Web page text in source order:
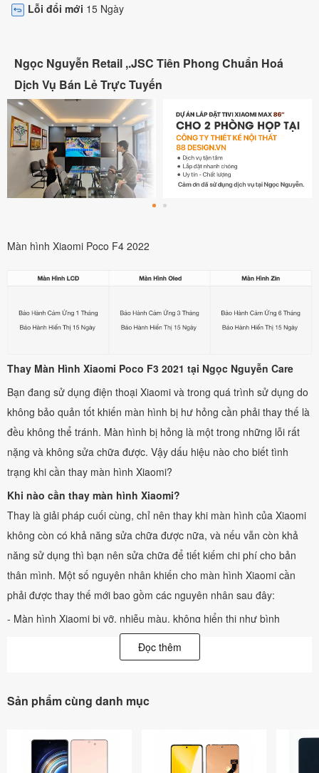
Lỗi đổi mới 15 Ngày
Ngọc Nguyễn Retail ,.JSC Tiên Phong Chuẩn Hoá
Dịch Vụ Bán Lẻ Trực Tuyến
Màn hình Xiaomi Poco F4 2022
Thay Màn Hình Xiaomi Poco F3 2021 tại Ngọc Nguyễn Care
Bạn đang sử dụng điện thoại Xiaomi và trong quá trình sử dụng do
không bảo quản tốt khiến màn hình bị hư hỏng cần phải thay thế là
đều không thể tránh. Màn hình bị hỏng là một trong những lỗi rất
nặng và không sửa chữa được. Vậy dấu hiệu nào cho biết tình
trạng khi cần thay màn hình Xiaomi?
Khi nào cần thay màn hình Xiaomi?
Thay là giải pháp cuối cùng, chỉ nên thay khi màn hình của Xiaomi
không còn có khả năng sửa chữa được nữa, và nếu vẫn còn khả
năng sử dụng thì bạn nên sửa chữa để tiết kiếm chi phí cho bản
thân mình. Một số nguyên nhân khiến cho màn hình Xiaomi cần
phải được thay thế mới bao gồm các nguyên nhân sau đây:
- Màn hình Xiaomi bị vỡ, nhiễu màu, không hiển thị như bình
thường dù cảm ứng vẫn hoạt động được bình thường.
- Màn hình Xiaomi bị sọc, chảy mực.
Nguyên nhân màn hình Xiaomi bị hư thường là do
- Xiaomi bị va đập mạnh làm vỡ màn hình.
- Xiaomi bị cấn với vật cứng làm màn hình bị sọc, chảy mực.
Đọc thêm
Sản phẩm cùng danh mục